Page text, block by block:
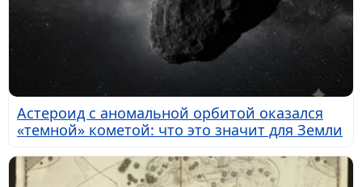
Астероид с аномальной орбитой оказался
«темной» кометой: что это значит для Земли